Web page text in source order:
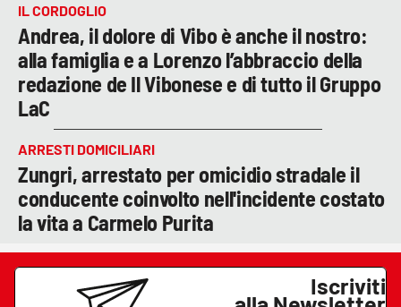
IL CORDOGLIO
Andrea, il dolore di Vibo è anche il nostro:
alla famiglia e a Lorenzo l’abbraccio della
redazione de Il Vibonese e di tutto il Gruppo
LaC
ARRESTI DOMICILIARI
Zungri, arrestato per omicidio stradale il
conducente coinvolto nell'incidente costato
la vita a Carmelo Purita
Iscriviti